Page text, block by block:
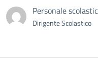
Personale
Dirigente Scolastico